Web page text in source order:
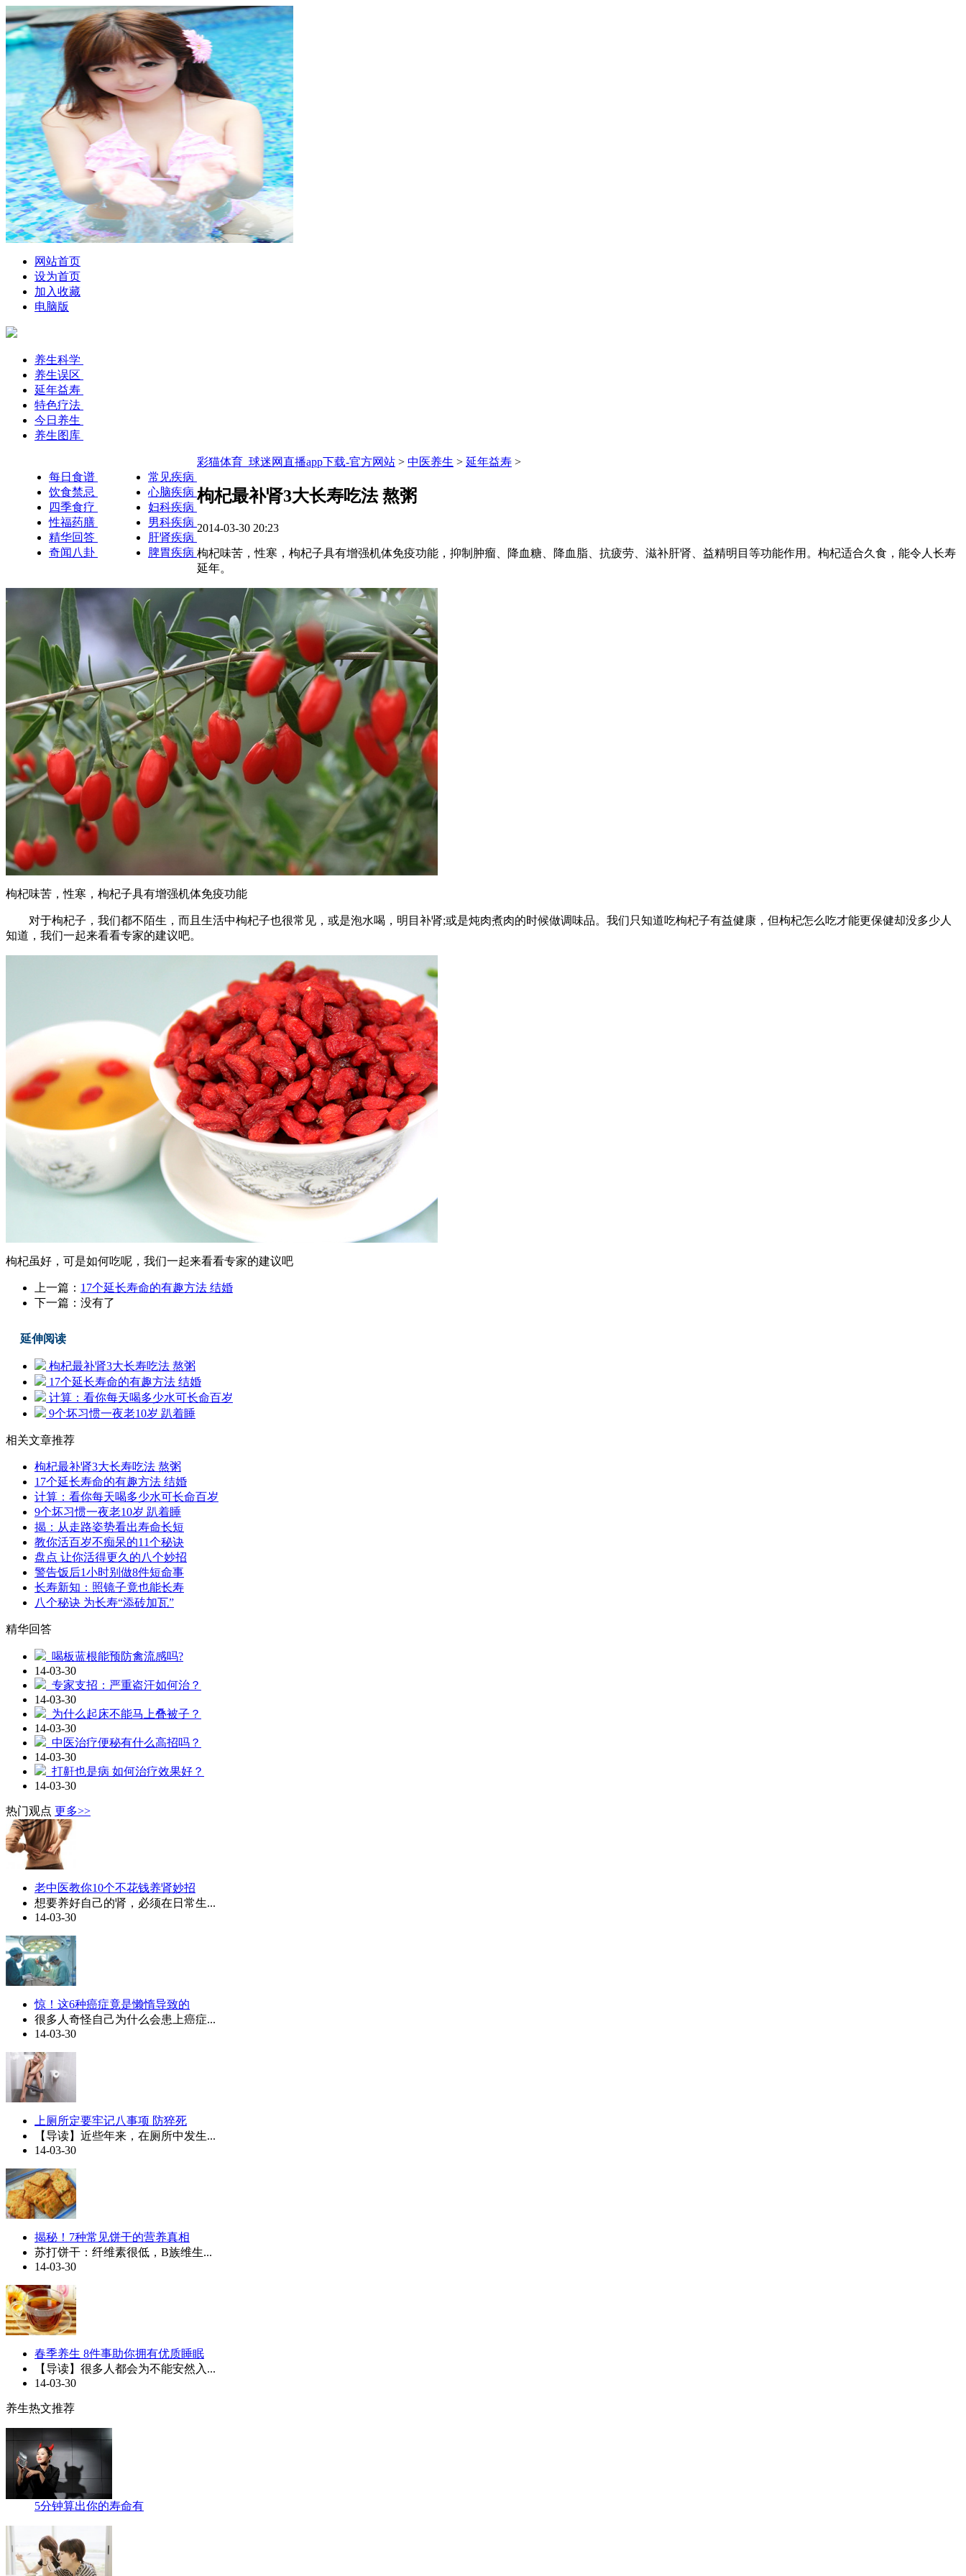
网站首页
设为首页
加入收藏
电脑版
养生科学
养生误区
延年益寿
特色疗法
今日养生
养生图库
每日食谱
饮食禁忌
四季食疗
性福药膳
精华回答
奇闻八卦
常见疾病
心脑疾病
妇科疾病
男科疾病
肝肾疾病
脾胃疾病
彩猫体育_球迷网直播app下载-官方网站 > 中医养生 > 延年益寿 >
枸杞最补肾3大长寿吃法 熬粥
2014-03-30 20:23
枸杞味苦，性寒，枸杞子具有增强机体免疫功能，抑制肿瘤、降血糖、降血脂、抗疲劳、滋补肝肾、益精明目等功能作用。枸杞适合久食，能令人长寿
延年。
枸杞味苦，性寒，枸杞子具有增强机体免疫功能
对于枸杞子，我们都不陌生，而且生活中枸杞子也很常见，或是泡水喝，明目补肾;或是炖肉煮肉的时候做调味品。我们只知道吃枸杞子有益健康，但枸杞怎么吃才能更保健却没多少人
知道，我们一起来看看专家的建议吧。
枸杞虽好，可是如何吃呢，我们一起来看看专家的建议吧
上一篇： 17个延长寿命的有趣方法 结婚
下一篇：没有了
延伸阅读
枸杞最补肾3大长寿吃法 熬粥
17个延长寿命的有趣方法 结婚
计算：看你每天喝多少水可长命百岁
9个坏习惯一夜老10岁 趴着睡
相关文章推荐
枸杞最补肾3大长寿吃法 熬粥
17个延长寿命的有趣方法 结婚
计算：看你每天喝多少水可长命百岁
9个坏习惯一夜老10岁 趴着睡
揭：从走路姿势看出寿命长短
教你活百岁不痴呆的11个秘诀
盘点 让你活得更久的八个妙招
警告饭后1小时别做8件短命事
长寿新知：照镜子竟也能长寿
八个秘诀 为长寿“添砖加瓦”
精华回答
喝板蓝根能预防禽流感吗?
14-03-30
专家支招：严重盗汗如何治？
14-03-30
为什么起床不能马上叠被子？
14-03-30
中医治疗便秘有什么高招吗？
14-03-30
打鼾也是病 如何治疗效果好？
14-03-30
热门观点 更多>>
老中医教你10个不花钱养肾妙招
想要养好自己的肾，必须在日常生...
14-03-30
惊！这6种癌症竟是懒惰导致的
很多人奇怪自己为什么会患上癌症...
14-03-30
上厕所定要牢记八事项 防猝死
【导读】近些年来，在厕所中发生...
14-03-30
揭秘！7种常见饼干的营养真相
苏打饼干：纤维素很低，B族维生...
14-03-30
春季养生 8件事助你拥有优质睡眠
【导读】很多人都会为不能安然入...
14-03-30
养生热文推荐
5分钟算出你的寿命有